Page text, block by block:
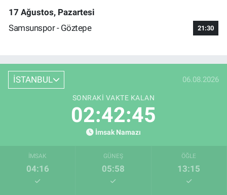
17 Ağustos, Pazartesi
Samsunspor - Göztepe
21:30
İSTANBUL 06.08.2026
SONRAKI VAKTE KALAN
02:42:45
İmsak Namazı
İMSAK
04:16
GÜNEŞ
05:58
ÖĞLE
13:15